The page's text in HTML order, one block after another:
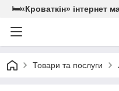
🛏«Кроваткiн» iнтернет
Товари та послуги